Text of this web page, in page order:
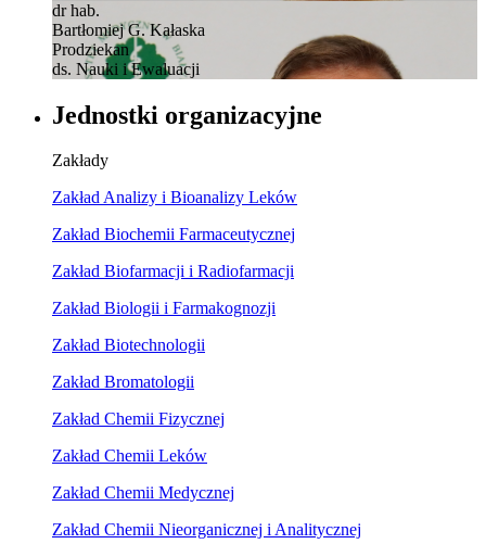
dr hab.
Bartłomiej G. Kałaska
Prodziekan
ds. Nauki i Ewaluacji
Jednostki organizacyjne
Zakłady
Zakład Analizy i Bioanalizy Leków
Zakład Biochemii Farmaceutycznej
Zakład Biofarmacji i Radiofarmacji
Zakład Biologii i Farmakognozji
Zakład Biotechnologii
Zakład Bromatologii
Zakład Chemii Fizycznej
Zakład Chemii Leków
Zakład Chemii Medycznej
Zakład Chemii Nieorganicznej i Analitycznej